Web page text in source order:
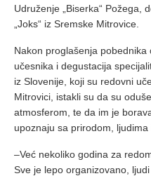
Udruženje „Biserka“ Požega,
„Joks“ iz Sremske Mitrovice.
Nakon proglašenja
učesnika i degustacija
iz Slovenije, koji su redovni
Mitrovici, istakli su da su
atmosferom, te da im je
upoznaju sa prirodom, ljudima
–Već nekoliko godina za
Sve je lepo organizovano,